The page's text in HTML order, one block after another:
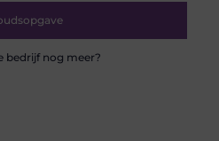
bedrijf nog meer?